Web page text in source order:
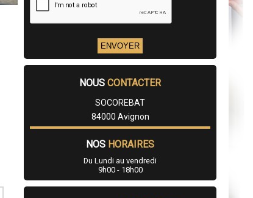
NOUS CONTACTER
SOCOREBAT
84000 Avignon
NOS HORAIRES
Du Lundi au vendredi
9h00 - 18h00